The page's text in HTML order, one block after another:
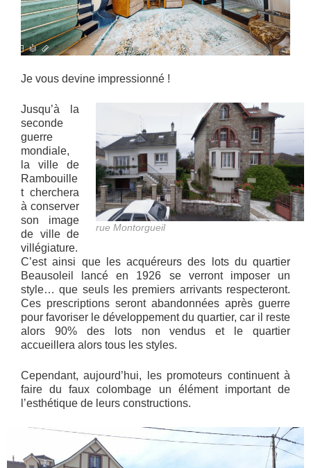
Je vous devine impressionné !
rue Montorgueil
Jusqu’à la
seconde
guerre
mondiale,
la ville de
Rambouille
t cherchera
à conserver
son image
de ville de
villégiature.
C’est ainsi que les acquéreurs des lots du quartier
Beausoleil lancé en 1926 se verront imposer un
style… que seuls les premiers arrivants respecteront.
Ces prescriptions seront abandonnées après guerre
pour favoriser le développement du quartier, car il reste
alors 90% des lots non vendus et le quartier
accueillera alors tous les styles.
Cependant, aujourd’hui, les promoteurs continuent à
faire du faux colombage un élément important de
l’esthétique de leurs constructions.